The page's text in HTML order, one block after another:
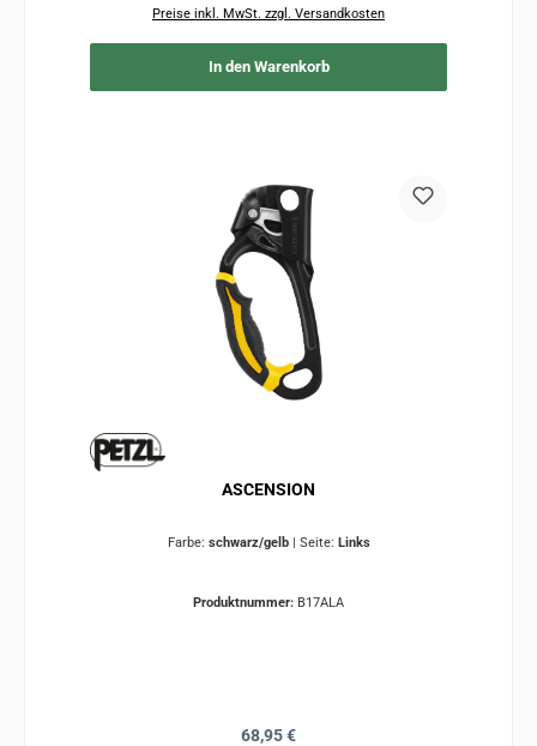
Preise inkl. MwSt. zzgl. Versandkosten
In den Warenkorb
ASCENSION
Farbe: schwarz/gelb | Seite: Links
Produktnummer: B17ALA
Regulärer Preis:
68,95 €